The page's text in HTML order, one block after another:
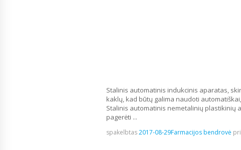
Stalinis automatinis indukcinis aparatas,
kaklų, kad būtų galima naudoti
Stalinis automatinis nemetalinių plastikinių
pagerėti ...
spakelbtas2017-08-29Farmacijos bendrovė